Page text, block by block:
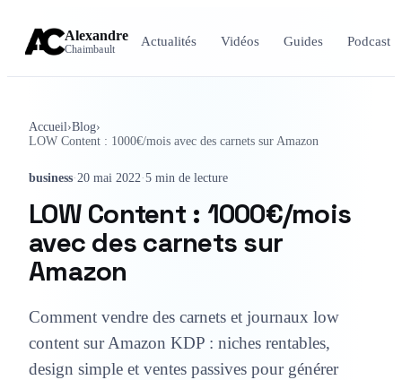
Alexandre
Chaimbault
Actualités Vidéos Guides Podcast
Accueil›Blog›
LOW Content : 1000€/mois avec des carnets sur Amazon
business·20 mai 2022·5 min de lecture
LOW Content : 1000€/mois
avec des carnets sur
Amazon
Comment vendre des carnets et journaux low
content sur Amazon KDP : niches rentables,
design simple et ventes passives pour générer